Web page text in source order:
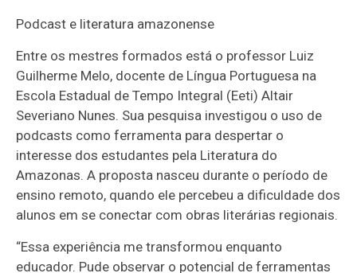
Podcast e literatura amazonense
Entre os mestres formados está o professor Luiz
Guilherme Melo, docente de Língua Portuguesa na
Escola Estadual de Tempo Integral (Eeti) Altair
Severiano Nunes. Sua pesquisa investigou o uso de
podcasts como ferramenta para despertar o
interesse dos estudantes pela Literatura do
Amazonas. A proposta nasceu durante o período de
ensino remoto, quando ele percebeu a dificuldade dos
alunos em se conectar com obras literárias regionais.
“Essa experiência me transformou enquanto
educador. Pude observar o potencial de ferramentas